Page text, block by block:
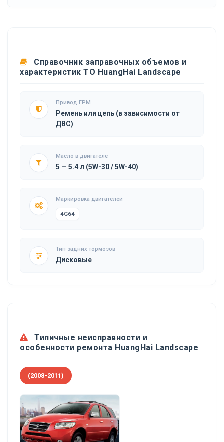
Справочник заправочных объемов и
характеристик ТО HuangHai Landscape
Привод ГРМ
Ремень или цепь (в зависимости от
ДВС)
Масло в двигателе
5 — 5.4 л (5W-30 / 5W-40)
Маркировка двигателей
4G64
Тип задних тормозов
Дисковые
Типичные неисправности и
особенности ремонта HuangHai Landscape
(2008-2011)